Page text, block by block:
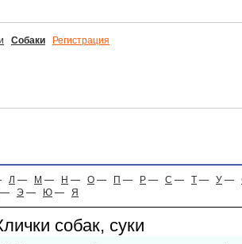
Собаки Регистрация
Л — М — Н — О — П — Р — С — Т — У —
— Э — Ю — Я
собак, суки